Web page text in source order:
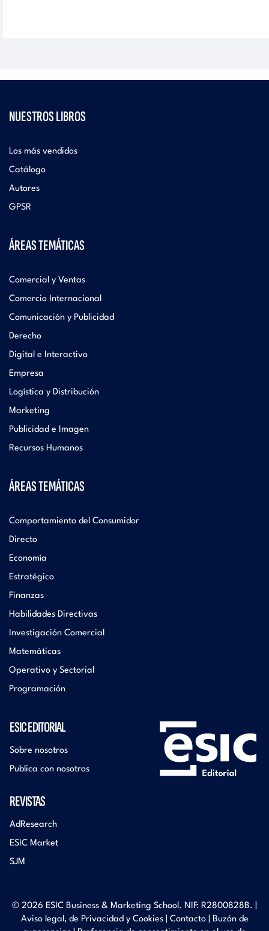
NUESTROS LIBROS
Los más vendidos
Catálogo
Autores
GPSR
ÁREAS TEMÁTICAS
Comercial y Ventas
Comercio Internacional
Comunicación y Publicidad
Derecho
Digital e Interactivo
Empresa
Logística y Distribución
Marketing
Publicidad e Imagen
Recursos Humanos
ÁREAS TEMÁTICAS
Comportamiento del Consumidor
Directo
Economía
Estratégico
Finanzas
Habilidades Directivas
Investigación Comercial
Matemáticas
Operativo y Sectorial
Programación
ESIC EDITORIAL
Sobre nosotros
Publica con nosotros
REVISTAS
AdResearch
ESIC Market
SJM
© 2026 ESIC Business & Marketing School. NIF: R2800828B. |
Aviso legal, de Privacidad y Cookies| Contacto| Buzón de